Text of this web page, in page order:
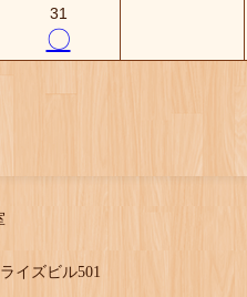
31
〇
イズビル501